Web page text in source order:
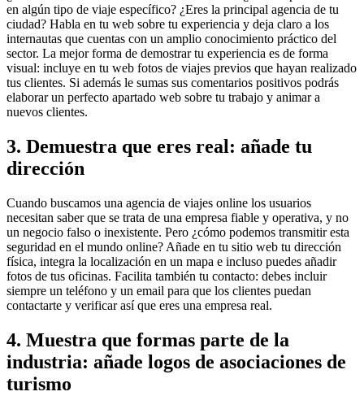
en algún tipo de viaje específico? ¿Eres la principal agencia de tu
ciudad? Habla en tu web sobre tu experiencia y deja claro a los
internautas que cuentas con un amplio conocimiento práctico del
sector. La mejor forma de demostrar tu experiencia es de forma
visual: incluye en tu web fotos de viajes previos que hayan realizado
tus clientes. Si además le sumas sus comentarios positivos podrás
elaborar un perfecto apartado web sobre tu trabajo y animar a
nuevos clientes.
3. Demuestra que eres real: añade tu
dirección
Cuando buscamos una agencia de viajes online los usuarios
necesitan saber que se trata de una empresa fiable y operativa, y no
un negocio falso o inexistente. Pero ¿cómo podemos transmitir esta
seguridad en el mundo online? Añade en tu sitio web tu dirección
física, integra la localización en un mapa e incluso puedes añadir
fotos de tus oficinas. Facilita también tu contacto: debes incluir
siempre un teléfono y un email para que los clientes puedan
contactarte y verificar así que eres una empresa real.
4. Muestra que formas parte de la
industria: añade logos de asociaciones de
turismo